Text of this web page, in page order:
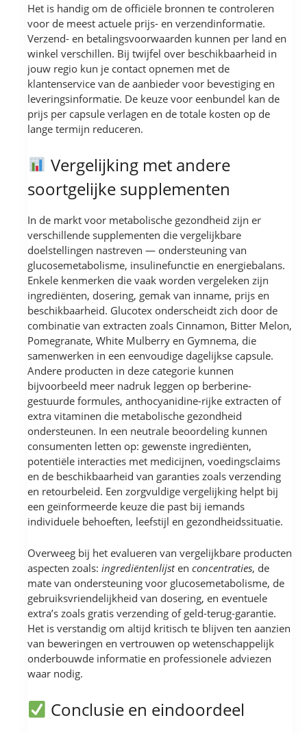
Het is handig om de officiële bronnen te controleren
voor de meest actuele prijs- en verzendinformatie.
Verzend- en betalingsvoorwaarden kunnen per land en
winkel verschillen. Bij twijfel over beschikbaarheid in
jouw regio kun je contact opnemen met de
klantenservice van de aanbieder voor bevestiging en
leveringsinformatie. De keuze voor eenbundel kan de
prijs per capsule verlagen en de totale kosten op de
lange termijn reduceren.
Vergelijking met andere
soortgelijke supplementen
In de markt voor metabolische gezondheid zijn er
verschillende supplementen die vergelijkbare
doelstellingen nastreven — ondersteuning van
glucosemetabolisme, insulinefunctie en energiebalans.
Enkele kenmerken die vaak worden vergeleken zijn
ingrediënten, dosering, gemak van inname, prijs en
beschikbaarheid. Glucotex onderscheidt zich door de
combinatie van extracten zoals Cinnamon, Bitter Melon,
Pomegranate, White Mulberry en Gymnema, die
samenwerken in een eenvoudige dagelijkse capsule.
Andere producten in deze categorie kunnen
bijvoorbeeld meer nadruk leggen op berberine-
gestuurde formules, anthocyanidine-rijke extracten of
extra vitaminen die metabolische gezondheid
ondersteunen. In een neutrale beoordeling kunnen
consumenten letten op: gewenste ingrediënten,
potentiële interacties met medicijnen, voedingsclaims
en de beschikbaarheid van garanties zoals verzending
en retourbeleid. Een zorgvuldige vergelijking helpt bij
een geïnformeerde keuze die past bij iemands
individuele behoeften, leefstijl en gezondheidssituatie.
Overweeg bij het evalueren van vergelijkbare producten
aspecten zoals: ingrediëntenlijsten concentraties, de
mate van ondersteuning voor glucosemetabolisme, de
gebruiksvriendelijkheid van dosering, en eventuele
extra’s zoals gratis verzending of geld-terug-garantie.
Het is verstandig om altijd kritisch te blijven ten aanzien
van beweringen en vertrouwen op wetenschappelijk
onderbouwde informatie en professionele adviezen
waar nodig.
Conclusie en eindoordeel